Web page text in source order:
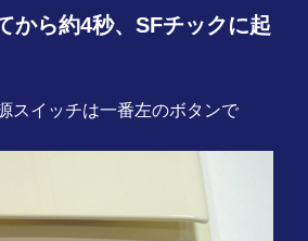
から約4秒、SFチックに起
スイッチは一番左のボタンで